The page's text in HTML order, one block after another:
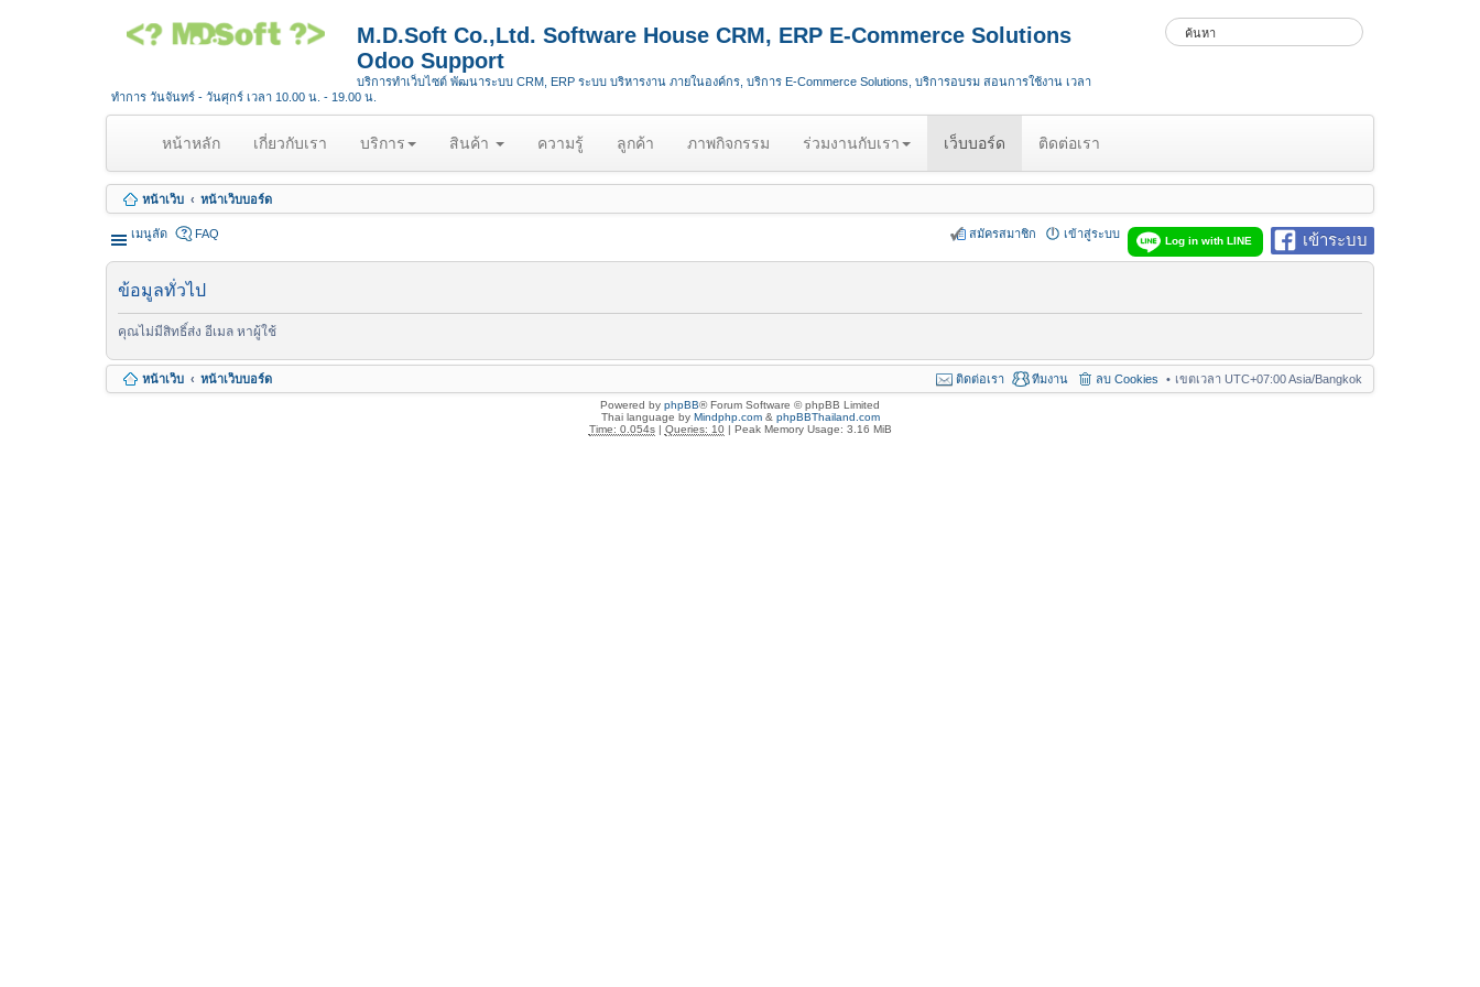
M.D.Soft Co.,Ltd. Software House CRM, ERP E-Commerce Solutions
Odoo Support
บริการทำเว็บไซต์ พัฒนาระบบ CRM, ERP ระบบ บริหารงาน ภายในองค์กร, บริการ E-Commerce Solutions, บริการอบรม สอนการใช้งาน เวลา
ทำการ วันจันทร์ - วันศุกร์ เวลา 10.00 น. - 19.00 น.
หน้าหลัก(
u
r
)
เกี่ยวกับเรา บริการ สินค้า ความรู้ ลูกค้า ภาพกิจกรรม ร่วมงานกับเรา เว็บบอร์ด ติดต่อเรา
หน้าเว็บ หน้าเว็บบอร์ด
เมนูลัด เข้าระบบ
Log in with LINE
FAQ เข้าสู่ระบบ
สมัครสมาชิก
ข้อมูลทั่วไป
คุณไม่มีสิทธิ์ส่ง อีเมล หาผู้ใช้
หน้าเว็บ หน้าเว็บบอร์ด เขตเวลา UTC+07:00 Asia/Bangkok
ลบ Cookies
ทีมงาน
ติดต่อเรา
Powered by phpBB® Forum Software © phpBB Limited
Thai language by Mindphp.com& phpBBThailand.com
Time: 0.054s| Queries: 10| Peak Memory Usage: 3.16 MiB